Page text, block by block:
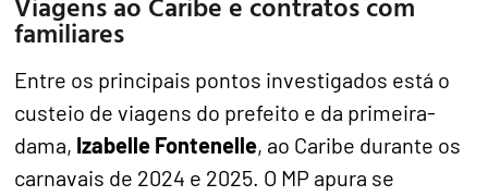
familiares
Entre os principais pontos investigados está o
custeio de viagens do prefeito e da primeira-
dama, Izabelle Fontenelle, ao Caribe durante os
carnavais de 2024 e 2025. O MP apura se